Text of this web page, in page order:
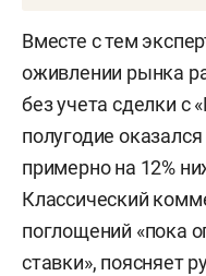
M& A (от англ.
и поглощения) —
компаний для
новые рынки или
российском рынке
между крупными и
участии
государственных
Вместе с тем
оживлении рынка
без учета сделки с
полугодие
примерно на 12%
Классический
поглощений «пока
ставки», поясняет